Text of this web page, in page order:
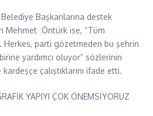
Başkanlarına destek
Mehmet Öntürk ise, “Tüm
Herkes, parti gözetmeden bu şehrin
yardımcı oluyor” sözlerinin
çalıştıklarını ifade etti.
YAPIYI ÇOK ÖNEMSİYORUZ